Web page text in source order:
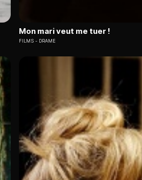
Mon mari veut me tuer !
FILMS DRAME